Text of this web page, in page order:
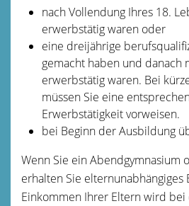
nach Vollendung Ihres 18.
erwerbstätig waren oder
eine dreijährige
gemacht haben und danach
erwerbstätig waren. Bei
müssen Sie eine
Erwerbstätigkeit vorweisen.
bei Beginn der Ausbildung
Wenn Sie ein Abendgymnasium
erhalten Sie elternunabhängiges
Einkommen Ihrer Eltern wird